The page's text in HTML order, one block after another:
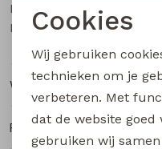
Bestelcode
Kleur
Winkelvoorraad
Ruilen en retourneren
Noodzakelijke
Analytische
Marketing cookies
Cookies
Wij gebruiken
technieken om je
verbeteren. Met
dat de website goed
gebruiken wij